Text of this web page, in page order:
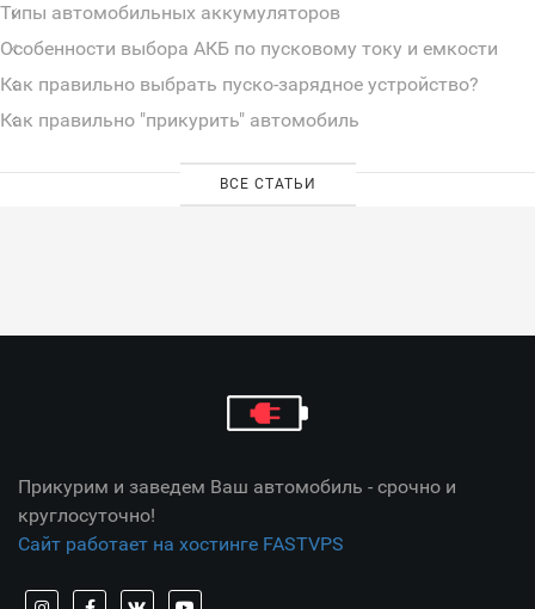
Типы автомобильных аккумуляторов
Особенности выбора АКБ по пусковому току и емкости
Как правильно выбрать пуско-зарядное устройство?
Как правильно "прикурить" автомобиль
ВСЕ СТАТЬИ
Прикурим и заведем Ваш автомобиль - срочно и
круглосуточно!
Сайт работает на хостинге FASTVPS